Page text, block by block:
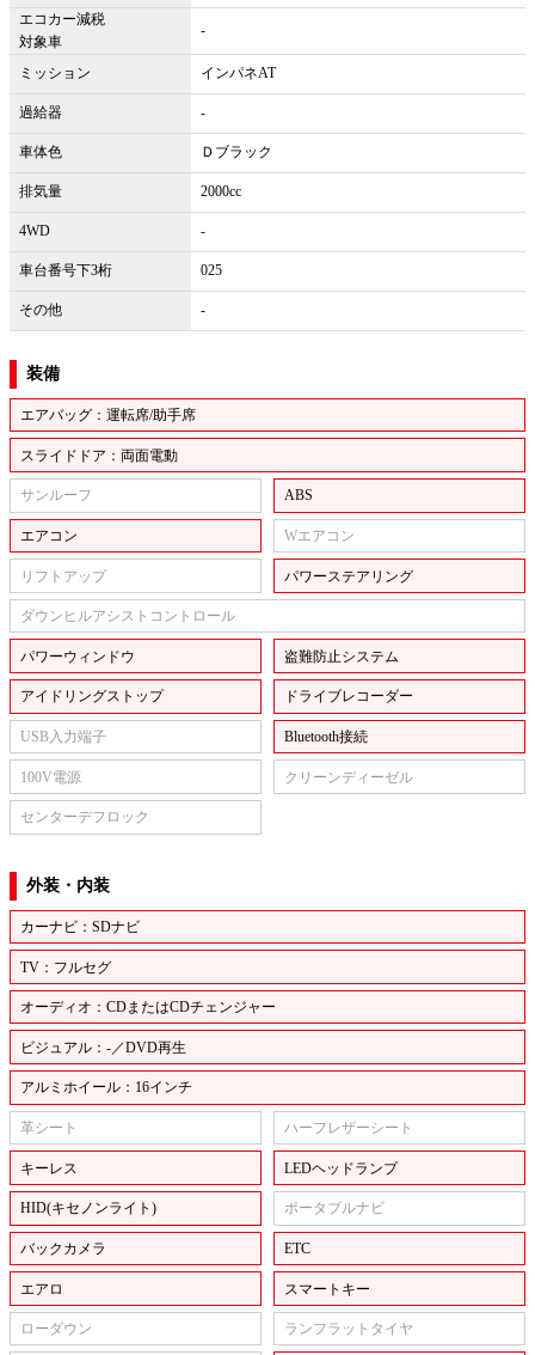
エコカー減税
対象車
-
ミッション インパネAT
過給器 -
車体色 Ｄブラック
排気量 2000cc
4WD -
車台番号下3桁 025
その他 -
装備
エアバッグ：運転席/助手席
スライドドア：両面電動
サンルーフ ABS
エアコン Wエアコン
リフトアップ パワーステアリング
ダウンヒルアシストコントロール
パワーウィンドウ 盗難防止システム
アイドリングストップ ドライブレコーダー
USB入力端子 Bluetooth接続
100V電源 クリーンディーゼル
センターデフロック
外装・内装
カーナビ：SDナビ
TV：フルセグ
オーディオ：CDまたはCDチェンジャー
ビジュアル：-／DVD再生
アルミホイール：16インチ
革シート ハーフレザーシート
キーレス LEDヘッドランプ
HID(キセノンライト) ポータブルナビ
バックカメラ ETC
エアロ スマートキー
ローダウン ランフラットタイヤ